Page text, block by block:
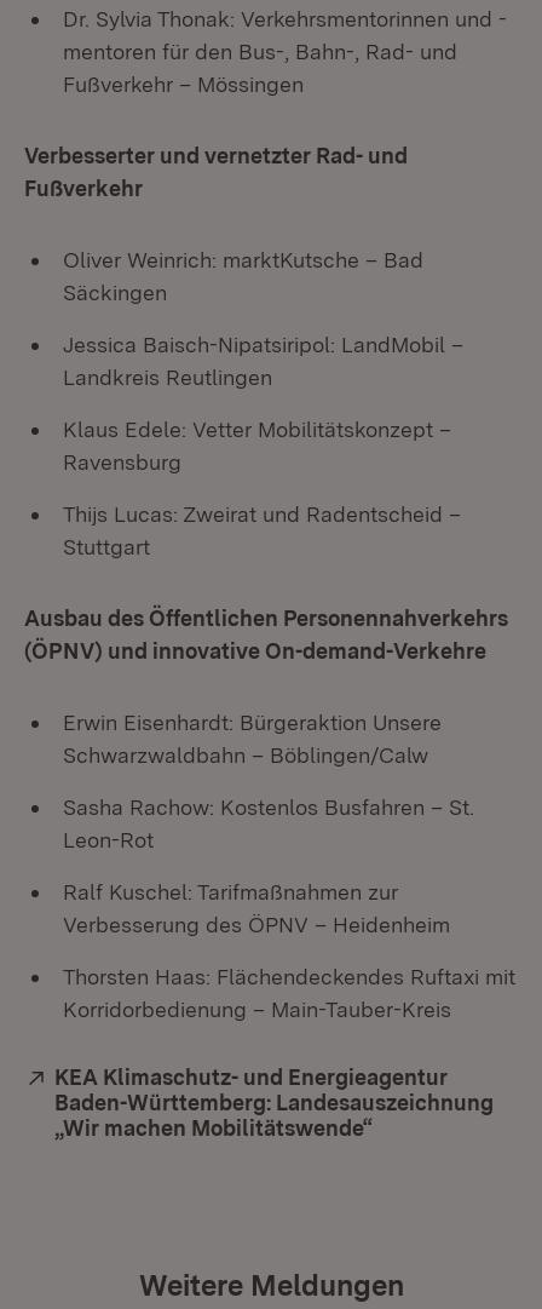
Dr. Sylvia Thonak: Verkehrsmentorinnen und -
mentoren für den Bus-, Bahn-, Rad- und
Fußverkehr – Mössingen
Verbesserter und vernetzter Rad- und
Fußverkehr
Oliver Weinrich: marktKutsche – Bad
Säckingen
Jessica Baisch-Nipatsiripol: LandMobil –
Landkreis Reutlingen
Klaus Edele: Vetter Mobilitätskonzept –
Ravensburg
Thijs Lucas: Zweirat und Radentscheid –
Stuttgart
Ausbau des Öffentlichen Personennahverkehrs
(ÖPNV) und innovative On-demand-Verkehre
Erwin Eisenhardt: Bürgeraktion Unsere
Schwarzwaldbahn – Böblingen/Calw
Sasha Rachow: Kostenlos Busfahren – St.
Leon-Rot
Ralf Kuschel: Tarifmaßnahmen zur
Verbesserung des ÖPNV – Heidenheim
Thorsten Haas: Flächendeckendes Ruftaxi mit
Korridorbedienung – Main-Tauber-Kreis
Extern:
KEA Klimaschutz- und Energieagentur
Baden-Württemberg: Landesauszeichnung
„Wir machen Mobilitätswende“
Weitere Meldungen